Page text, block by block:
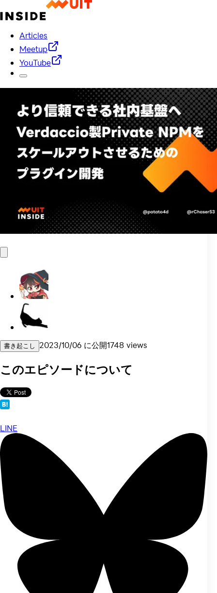
Articles
Meetup
YouTube
書き起こし 2023/10/06 に公開1748 views
このエピソードについて
LINE